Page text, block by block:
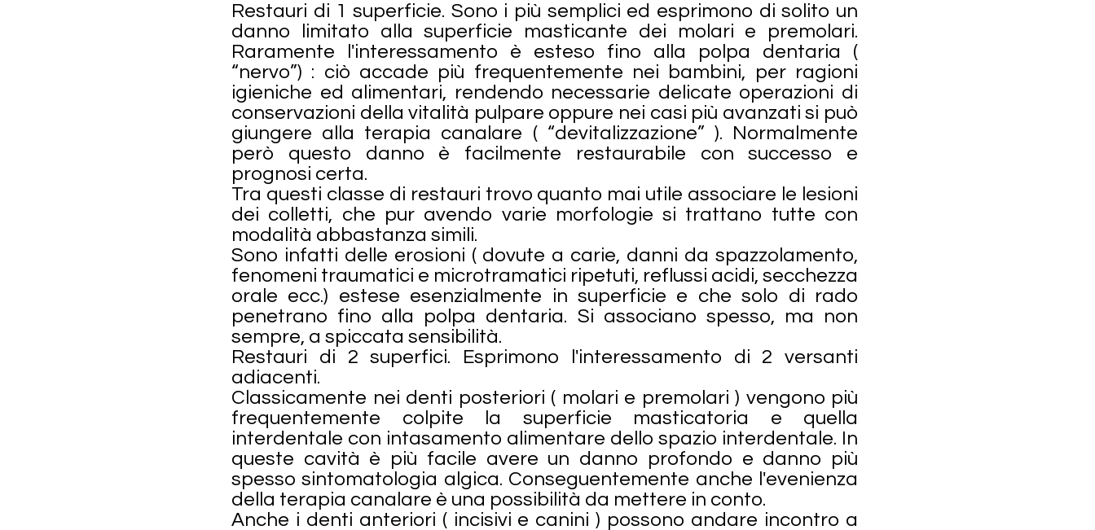
Restauri di 1 superficie. Sono i più semplici ed esprimono di solito un
danno limitato alla superficie masticante dei molari e premolari.
Raramente l'interessamento è esteso fino alla polpa dentaria (
“nervo”) : ciò accade più frequentemente nei bambini, per ragioni
igieniche ed alimentari, rendendo necessarie delicate operazioni di
conservazioni della vitalità pulpare oppure nei casi più avanzati si può
giungere alla terapia canalare ( “devitalizzazione” ). Normalmente
però questo danno è facilmente restaurabile con successo e
prognosi certa.
Tra questi classe di restauri trovo quanto mai utile associare le lesioni
dei colletti, che pur avendo varie morfologie si trattano tutte con
modalità abbastanza simili.
Sono infatti delle erosioni ( dovute a carie, danni da spazzolamento,
fenomeni traumatici e microtramatici ripetuti, reflussi acidi, secchezza
orale ecc.) estese esenzialmente in superficie e che solo di rado
penetrano fino alla polpa dentaria. Si associano spesso, ma non
sempre, a spiccata sensibilità.
Restauri di 2 superfici. Esprimono l'interessamento di 2 versanti
adiacenti.
Classicamente nei denti posteriori ( molari e premolari ) vengono più
frequentemente colpite la superficie masticatoria e quella
interdentale con intasamento alimentare dello spazio interdentale. In
queste cavità è più facile avere un danno profondo e danno più
spesso sintomatologia algica. Conseguentemente anche l'evenienza
della terapia canalare è una possibilità da mettere in conto.
Anche i denti anteriori ( incisivi e canini ) possono andare incontro a